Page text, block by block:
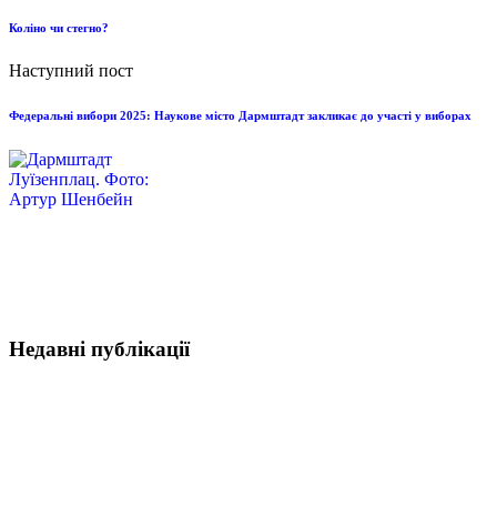
Коліно чи стегно?
Наступний пост
Федеральні вибори 2025: Наукове місто Дармштадт закликає до участі у виборах
Недавні публікації